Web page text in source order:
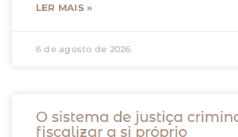
LER MAIS »
6 de agosto de 2026
O sistema de justiça
fiscalizar a si próprio